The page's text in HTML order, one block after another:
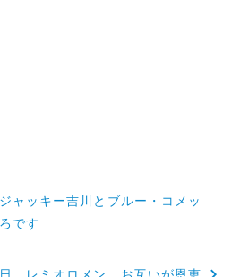
ャッキー吉川とブルー・コメッ
です